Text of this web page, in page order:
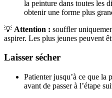
la peinture dans toutes les
obtenir une forme plus
💡 Attention : souffler
aspirer. Les plus jeunes peuvent
Laisser sécher
Patienter jusqu’à ce que la
avant de passer à l’étape